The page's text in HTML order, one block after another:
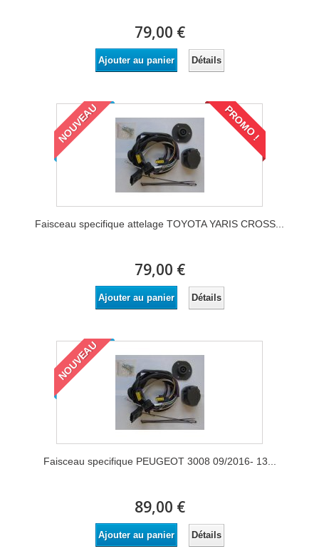
79,00 €
Ajouter au panier Détails
NOUVEAU PROMO !
Faisceau specifique attelage TOYOTA YARIS CROSS...
79,00 €
Ajouter au panier Détails
NOUVEAU
Faisceau specifique PEUGEOT 3008 09/2016- 13...
89,00 €
Ajouter au panier Détails